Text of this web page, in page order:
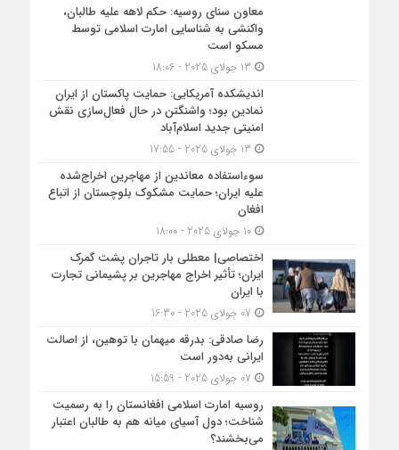
معاون سنای روسیه: حکم لاهه علیه طالبان،
واکنشی به شناسایی امارت اسلامی توسط
مسکو است
اندیشکده آمریکایی: حمایت پاکستان از ایران
نمادین بود؛ واشنگتن در حال فعال‌سازی نقش
امنیتی جدید اسلام‌آباد
سوءاستفاده معاندین از مهاجرین اخراج‌شده
علیه ایران؛ حمایت مشکوک بلوچستان از اتباع
افغان
10 جولای 2025 - 18:00
اختصاصی| معطلی بار تاجران پشت گمرک
ایران؛ تأثیر اخراج مهاجرین بر پشیمانی تجارت
با ایران
رضا صادقی: بدرقه میهمان با توهین، از اصالت
ایرانی به‌دور است
روسیه امارت اسلامی افغانستان را به رسمیت
شناخت؛ دول آسیای میانه هم به طالبان اعتبار
می‎‌بخشند؟